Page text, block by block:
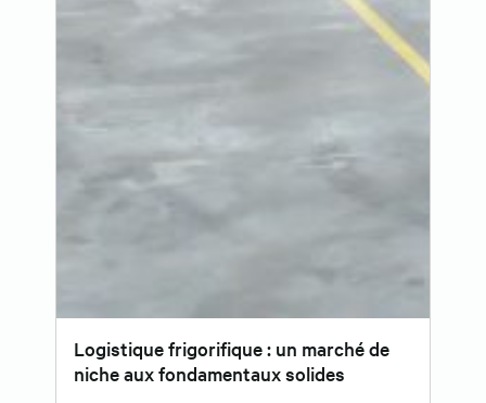
Logistique frigorifique : un marché de
niche aux fondamentaux solides